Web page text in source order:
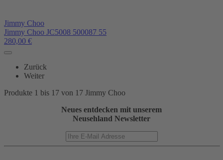
Jimmy Choo
Jimmy Choo JC5008 500087 55
280,00 €
Zurück
Weiter
Produkte 1 bis 17 von 17 Jimmy Choo
Neues entdecken mit unserem
Neusehland Newsletter